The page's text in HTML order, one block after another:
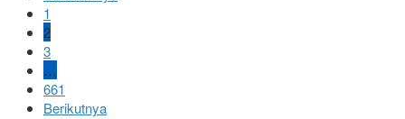
1
2
3
…
661
Berikutnya